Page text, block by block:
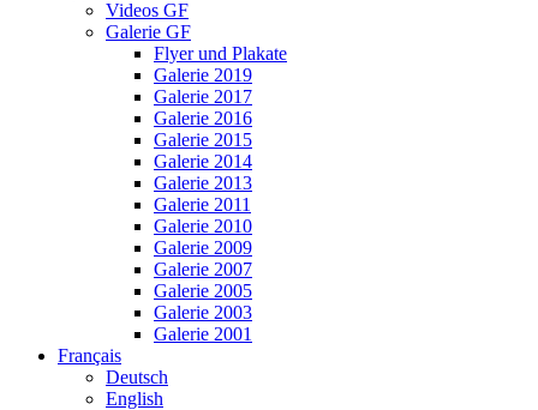
Videos GF
Galerie GF
Flyer und Plakate
Galerie 2019
Galerie 2017
Galerie 2016
Galerie 2015
Galerie 2014
Galerie 2013
Galerie 2011
Galerie 2010
Galerie 2009
Galerie 2007
Galerie 2005
Galerie 2003
Galerie 2001
Français
Deutsch
English